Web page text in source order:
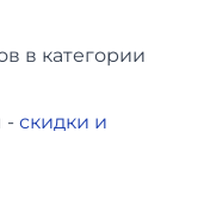
в категории
- скидки и